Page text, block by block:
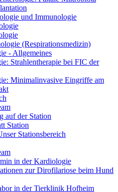
und Immunologie
(Respirationsmedizin)
- Allgemeines
Strahlentherapie bei FIC der
Minimalinvasive Eingriffe am
auf der Station
Station
Stationsbereich
in der Kardiologie
zur Dirofilariose beim Hund
in der Tierklinik Hofheim